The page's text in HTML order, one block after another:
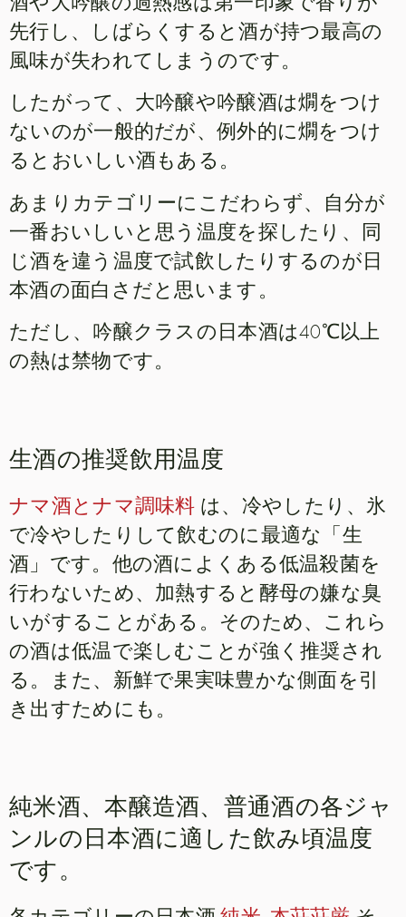
先行し、しばらくすると酒が持つ最高の
風味が失われてしまうのです。
したがって、大吟醸や吟醸酒は燗をつけ
ないのが一般的だが、例外的に燗をつけ
るとおいしい酒もある。
あまりカテゴリーにこだわらず、自分が
一番おいしいと思う温度を探したり、同
じ酒を違う温度で試飲したりするのが日
本酒の面白さだと思います。
ただし、吟醸クラスの日本酒は40℃以上
の熱は禁物です。
生酒の推奨飲用温度
ナマ酒とナマ調味料 は、冷やしたり、氷
で冷やしたりして飲むのに最適な「生
酒」です。他の酒によくある低温殺菌を
行わないため、加熱すると酵母の嫌な臭
いがすることがある。そのため、これら
の酒は低温で楽しむことが強く推奨され
る。また、新鮮で果実味豊かな側面を引
き出すためにも。
純米酒、本醸造酒、普通酒の各ジャ
ンルの日本酒に適した飲み頃温度
です。